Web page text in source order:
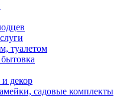
туалетом
декор
садовые комплекты